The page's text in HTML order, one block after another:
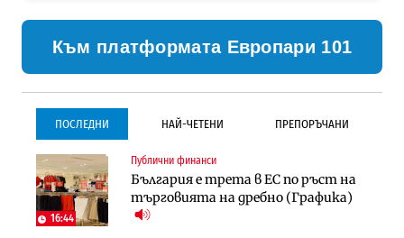
Към платформата Европари 101
ПОСЛЕДНИ НАЙ-ЧЕТЕНИ ПРЕПОРЪЧАНИ
16:44
Публични финанси
България е трета в ЕС по ръст на
търговията на дребно (Графика)
Градоустройство
Столична община избра
изпълнител за преместването на
трамвайното трасе по бул.
Инфраструктура
Проектирането на тунела под
Петрохан ще върви паралелно с
екологичните оценки